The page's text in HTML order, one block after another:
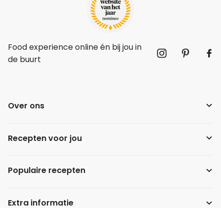
Food experience online én bij jou in
de buurt
Over ons
Recepten voor jou
Populaire recepten
Extra informatie